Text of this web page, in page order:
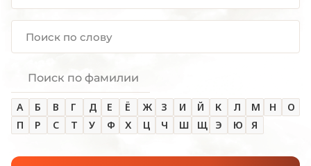
Поиск по фамилии
А Б В Г Д Е Ё Ж З И Й К Л М Н
О
П
Р С Т У Ф Х Ц Ч Ш Щ Э Ю Я